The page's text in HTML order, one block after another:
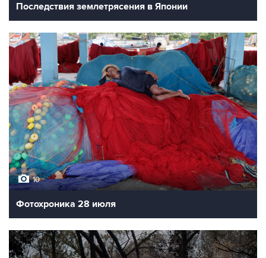
Последствия землетрясения в Японии
10
Фотохроника 28 июля